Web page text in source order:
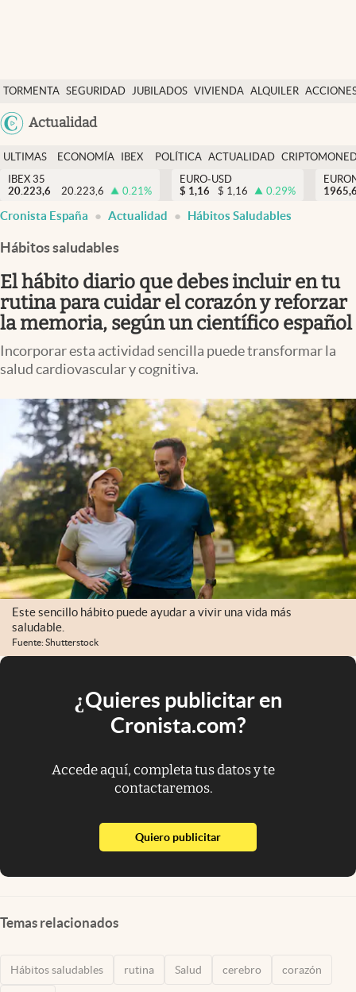
TORMENTA SEGURIDAD JUBILADOS VIVIENDA ALQUILER
USA
Actualidad
Economía y finanzas
Política
Actualidad
Criptomonedas
España
ULTIMAS
NOTICIAS
ECONOMÍA
FINANZAS
IBEX
EURO
POLÍTICA ACTUALIDAD
IBEX 35
20.223,6
20.223,6 0.21%
EURO-USD
$ 1,16 $ 1,16 0.29%
Cronista España Actualidad Hábitos Saludables
Hábitos saludables
El hábito diario que debes incluir en tu
rutina para cuidar el corazón y reforzar
la memoria, según un científico español
Incorporar esta actividad sencilla puede transformar la
salud cardiovascular y cognitiva.
Este sencillo hábito puede ayudar a vivir una vida más
saludable.
Fuente: Shutterstock
¿Quieres publicitar en
Cronista.com?
Accede aquí, completa tus datos y te
contactaremos.
Quiero publicitarabre en nueva pestaña
Temas relacionados
Hábitos saludables rutina Salud cerebro corazón